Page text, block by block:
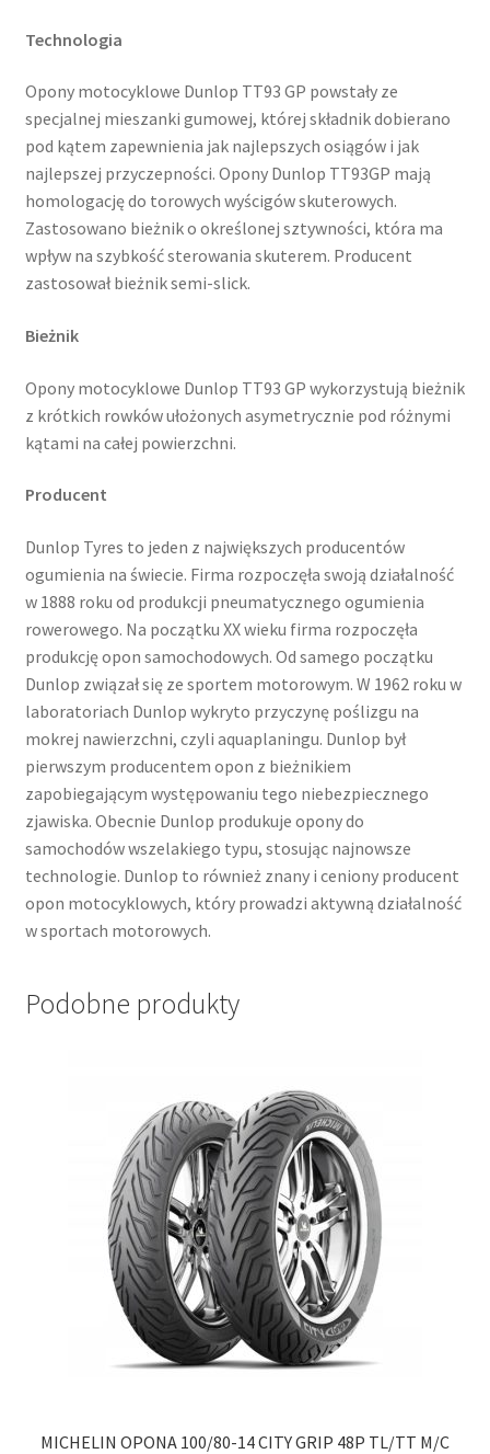
Technologia
Opony motocyklowe Dunlop TT93 GP powstały ze
specjalnej mieszanki gumowej, której składnik dobierano
pod kątem zapewnienia jak najlepszych osiągów i jak
najlepszej przyczepności. Opony Dunlop TT93GP mają
homologację do torowych wyścigów skuterowych.
Zastosowano bieżnik o określonej sztywności, która ma
wpływ na szybkość sterowania skuterem. Producent
zastosował bieżnik semi-slick.
Bieżnik
Opony motocyklowe Dunlop TT93 GP wykorzystują bieżnik
z krótkich rowków ułożonych asymetrycznie pod różnymi
kątami na całej powierzchni.
Producent
Dunlop Tyres to jeden z największych producentów
ogumienia na świecie. Firma rozpoczęła swoją działalność
w 1888 roku od produkcji pneumatycznego ogumienia
rowerowego. Na początku XX wieku firma rozpoczęła
produkcję opon samochodowych. Od samego początku
Dunlop związał się ze sportem motorowym. W 1962 roku w
laboratoriach Dunlop wykryto przyczynę poślizgu na
mokrej nawierzchni, czyli aquaplaningu. Dunlop był
pierwszym producentem opon z bieżnikiem
zapobiegającym występowaniu tego niebezpiecznego
zjawiska. Obecnie Dunlop produkuje opony do
samochodów wszelakiego typu, stosując najnowsze
technologie. Dunlop to również znany i ceniony producent
opon motocyklowych, który prowadzi aktywną działalność
w sportach motorowych.
Podobne produkty
MICHELIN OPONA 100/80-14 CITY GRIP 48P TL/TT M/C